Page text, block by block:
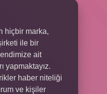
hiçbir marka,
ile bir
ait
yapmaktayız.
haber niteliği
ve kişiler